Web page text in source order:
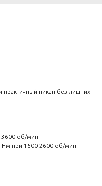
практичный пикап без лишних
3600 об/мин
Нм при 1600-2600 об/мин